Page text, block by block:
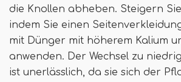
die Knollen abheben. Steigern
indem Sie einen
mit Dünger mit höherem Kalium
anwenden. Der Wechsel zu
ist unerlässlich, da sie sich der